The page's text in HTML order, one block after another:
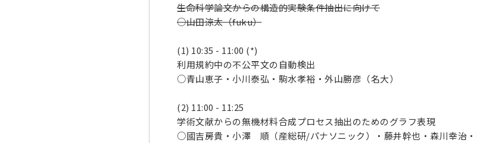
生命科学論文からの構造的実験条件抽出に向けて
○山田涼太（fuku）
(1) 10:35 - 11:00 (*)
利用規約中の不公平文の自動検出
○青山恵子・小川泰弘・駒水孝裕・外山勝彦（名大）
(2) 11:00 - 11:25
学術文献からの無機材料合成プロセス抽出のためのグラフ表現
○國吉房貴・小澤 順（産総研/パナソニック）・藤井幹也・森川幸治